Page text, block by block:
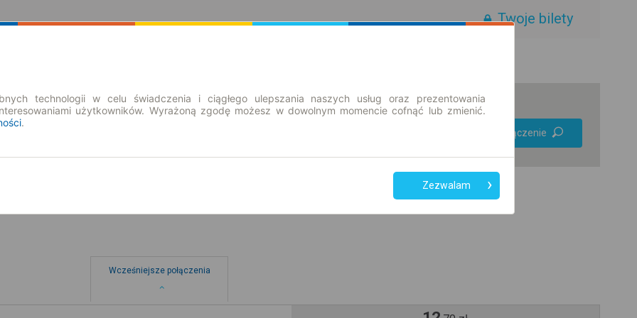
Twoje bilety
Znajdź połączenie
Wcześniejsze połączenia
technologii w celu świadczenia i ciągłego ulepszania naszych usług oraz prezentowania
użytkowników. Wyrażoną zgodę możesz w dowolnym momencie cofnąć lub zmienić.
.
Zezwalam